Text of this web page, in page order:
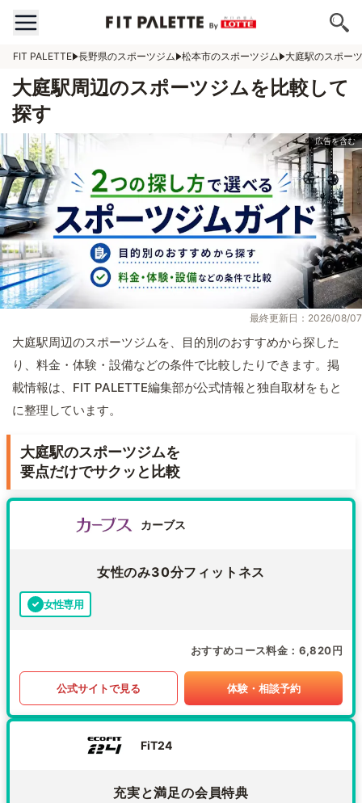
FIT PALETTE 長野県のスポーツジム 松本市のスポーツジム 大庭駅のスポー
大庭駅周辺のスポーツジムを比較して
探す
最終更新日：2026/08/07
大庭駅周辺のスポーツジムを、目的別のおすすめから探した
り、料金・体験・設備などの条件で比較したりできます。掲
載情報は、FIT PALETTE編集部が公式情報と独自取材をもと
に整理しています。
大庭駅のスポーツジムを
要点だけでサクッと比較
カーブス
女性のみ30分フィットネス
女性専用
おすすめコース料金 6,820円
公式サイトで見る 体験・相談予約
FiT24
充実と満足の会員特典